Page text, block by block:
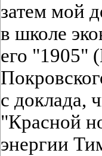
затем мой
в школе
его "1905"
с доклада,
"Красной
энергии